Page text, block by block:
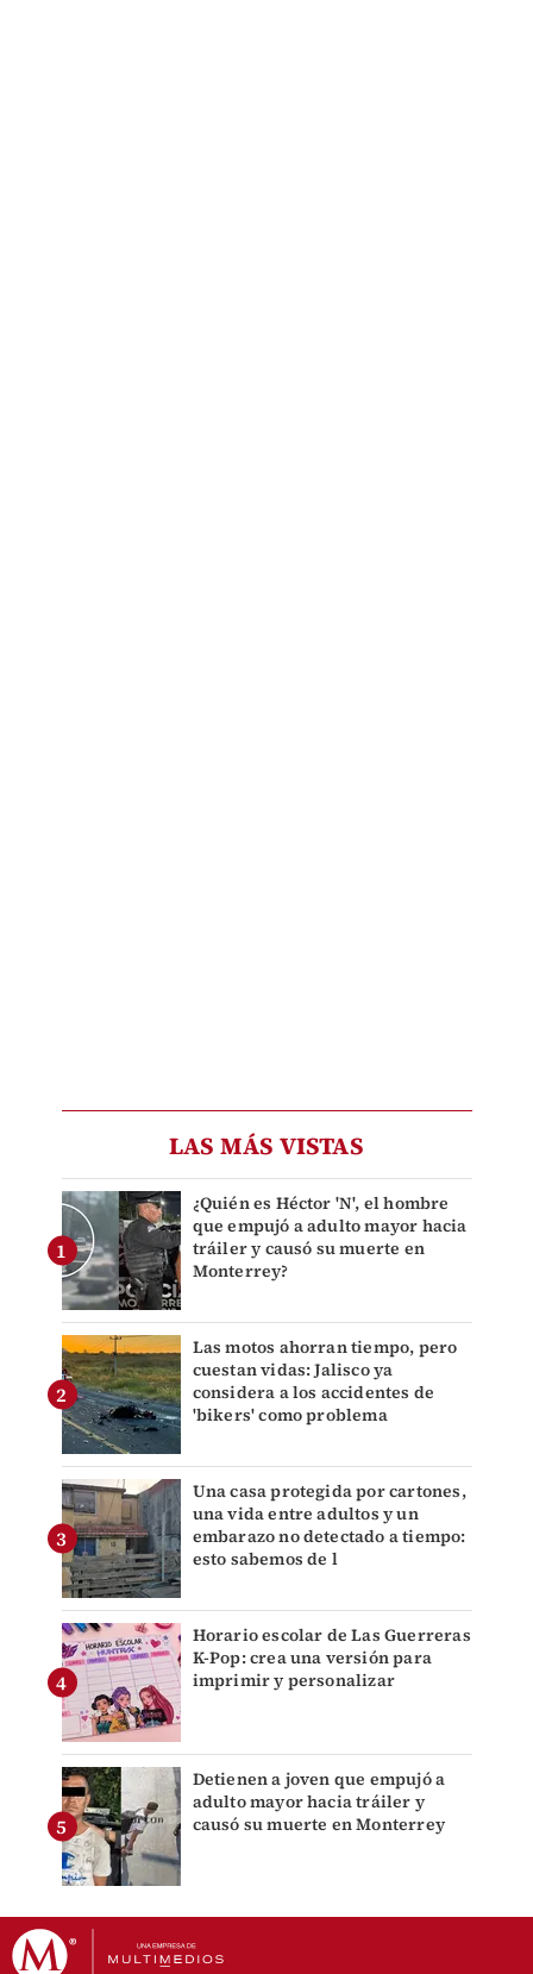
LAS MÁS VISTAS
¿Quién es Héctor 'N', el hombre
que empujó a adulto mayor hacia
tráiler y causó su muerte en
Monterrey?
Las motos ahorran tiempo, pero
cuestan vidas: Jalisco ya
considera a los accidentes de
'bikers' como problema
Una casa protegida por cartones,
una vida entre adultos y un
embarazo no detectado a tiempo:
esto sabemos de l
Horario escolar de Las Guerreras
K-Pop: crea una versión para
imprimir y personalizar
Detienen a joven que empujó a
adulto mayor hacia tráiler y
causó su muerte en Monterrey